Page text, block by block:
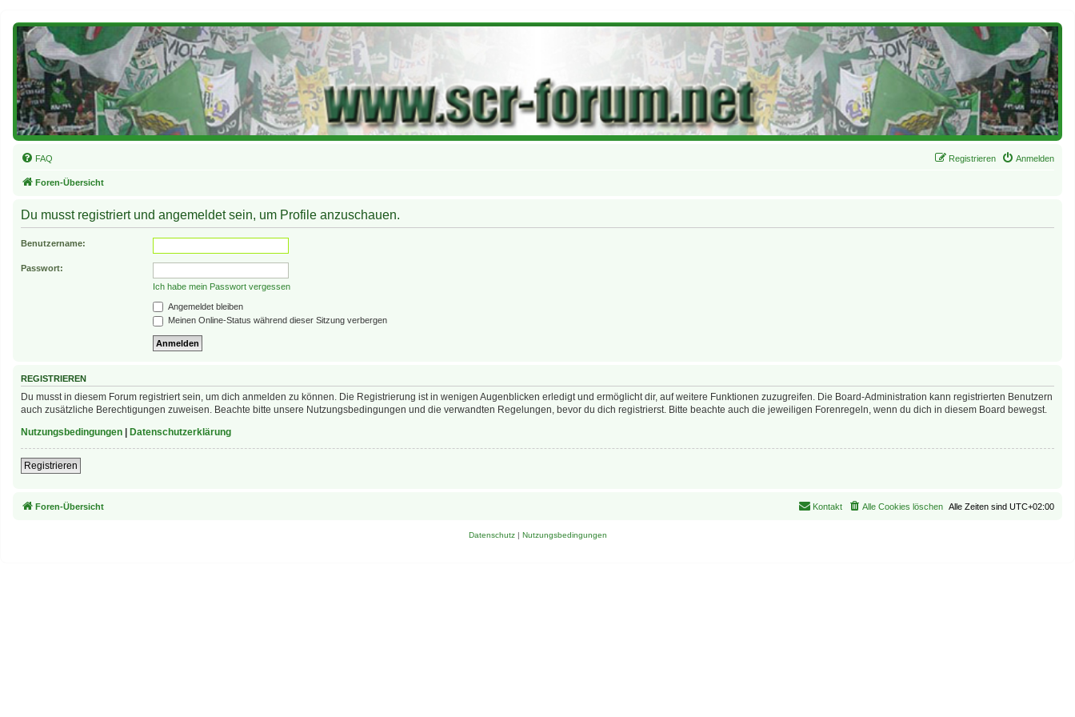
FAQ Anmelden
Registrieren
Foren-Übersicht
Du musst registriert und angemeldet sein, um Profile anzuschauen.
Benutzername:
Passwort:
Ich habe mein Passwort vergessen
Angemeldet bleiben
Meinen Online-Status während dieser Sitzung verbergen
REGISTRIEREN
Du musst in diesem Forum registriert sein, um dich anmelden zu können. Die Registrierung ist in wenigen Augenblicken erledigt und ermöglicht dir, auf weitere Funktionen zuzugreifen. Die Board-Administration kann registrierten Benutzern
auch zusätzliche Berechtigungen zuweisen. Beachte bitte unsere Nutzungsbedingungen und die verwandten Regelungen, bevor du dich registrierst. Bitte beachte auch die jeweiligen Forenregeln, wenn du dich in diesem Board bewegst.
Nutzungsbedingungen
Datenschutzerklärung
Registrieren
Foren-Übersicht Alle Zeiten sind UTC+02:00
Alle Cookies löschen
Kontakt
Datenschutz| Nutzungsbedingungen